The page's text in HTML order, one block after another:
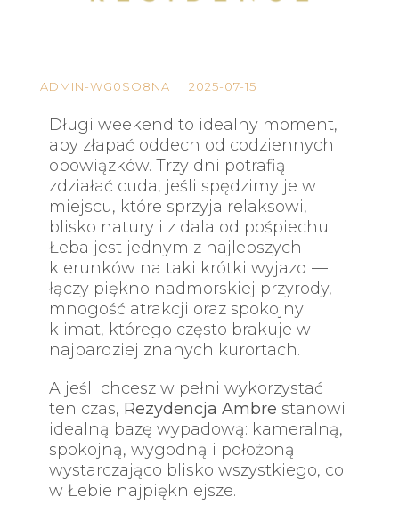
ADMIN-WG0SO8NA 2025-07-15
Długi weekend to idealny moment,
aby złapać oddech od codziennych
obowiązków. Trzy dni potrafią
zdziałać cuda, jeśli spędzimy je w
miejscu, które sprzyja relaksowi,
blisko natury i z dala od pośpiechu.
Łeba jest jednym z najlepszych
kierunków na taki krótki wyjazd —
łączy piękno nadmorskiej przyrody,
mnogość atrakcji oraz spokojny
klimat, którego często brakuje w
najbardziej znanych kurortach.
A jeśli chcesz w pełni wykorzystać
ten czas, Rezydencja Ambre stanowi
idealną bazę wypadową: kameralną,
spokojną, wygodną i położoną
wystarczająco blisko wszystkiego, co
w Łebie najpiękniejsze.